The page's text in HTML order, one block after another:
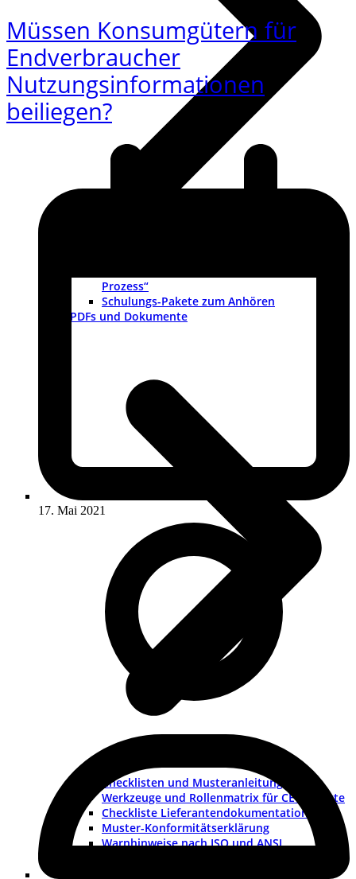
Prozess“
Schulungs-Pakete zum Anhören
PDFs und Dokumente
Checklisten und Musteranleitungen
Werkzeuge und Rollenmatrix für CE-Projekte
Checkliste Lieferantendokumentation
Muster-Konformitätserklärung
Warnhinweise nach ISO und ANSI
Müssen Konsumgütern für
Endverbraucher
Nutzungsinformationen
beiliegen?
17. Mai 2021